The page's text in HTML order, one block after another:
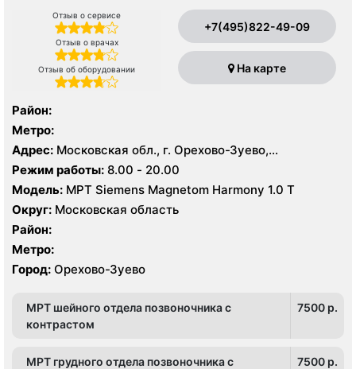
Отзыв о сервисе
Отзыв о врачах
Отзыв об оборудовании
+7(495)822-49-09
На карте
Район:
Метро:
Адрес: Московская обл., г. Орехово-Зуево,
Набережная ул., 10А
Режим работы: 8.00 - 20.00
Модель: МРТ Siemens Magnetom Harmony 1.0 Т
Округ: Московская область
Район:
Метро:
Город: Орехово-Зуево
МРТ шейного отдела позвоночника с
контрастом
7500 p.
МРТ грудного отдела позвоночника с
7500 p.